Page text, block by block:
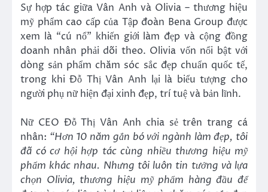
Sự hợp tác giữa Vân Anh và Olivia – thương hiệu
mỹ phẩm cao cấp của Tập đoàn Bena Group được
xem là “cú nổ” khiến giới làm đẹp và cộng đồng
doanh nhân phải dõi theo. Olivia vốn nổi bật với
dòng sản phẩm chăm sóc sắc đẹp chuẩn quốc tế,
trong khi Đỗ Thị Vân Anh lại là biểu tượng cho
người phụ nữ hiện đại xinh đẹp, trí tuệ và bản lĩnh.
Nữ CEO Đỗ Thị Vân Anh chia sẻ trên trang cá
nhân: “Hơn 10 năm gắn bó với ngành làm đẹp, tôi
đã có cơ hội hợp tác cùng nhiều thương hiệu mỹ
phẩm khác nhau. Nhưng tôi luôn tin tưởng và lựa
chọn Olivia, thương hiệu mỹ phẩm hàng đầu để